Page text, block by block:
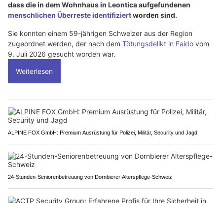
dass die in dem Wohnhaus in Leontica aufgefundenen
menschlichen Überreste identifiziertworden sind.
Sie konnten einem 59-jährigen Schweizer aus der Region
zugeordnet werden, der nach dem Tötungsdelikt in Faido vom
9. Juli 2026 gesucht worden war.
Weiterlesen
ALPINE FOX GmbH: Premium Ausrüstung für Polizei, Militär, Security und Jagd
24-Stunden-Seniorenbetreuung von Dornbierer Alterspflege-Schweiz